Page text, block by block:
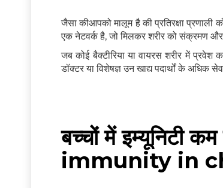
जैसा कीआपको मालूम है की प्रतिरक्षा
एक नेटवर्क है, जो मिलकर शरीर को संक्रमण और
जब कोई बैक्टीरिया या वायरस शरीर में
डॉक्टर या विशेषज्ञ उन खाद्य पदार्थों के अधिक
बच्चों में
immunity in